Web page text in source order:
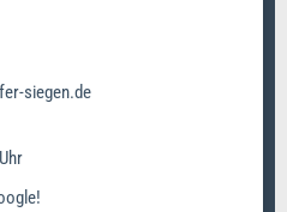
siegen.de